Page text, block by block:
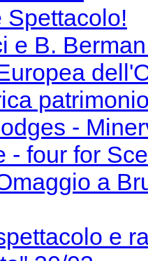
Spettacolo!
e B.
-
- four for
a
e